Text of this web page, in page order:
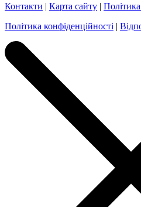
Контакти | Карта сайту |
Політика конфіденційності |